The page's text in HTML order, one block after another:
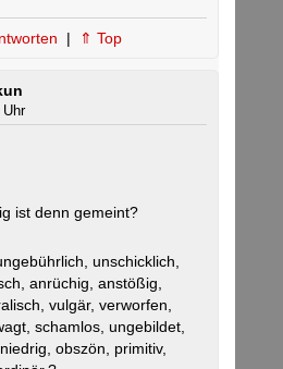
| ⇑ Top
ist denn gemeint?
unschicklich,
anrüchig, anstößig,
vulgär, verworfen,
schamlos, ungebildet,
obszön, primitiv,